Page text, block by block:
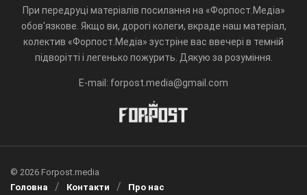
При передруці матеріалів посилання на «Форпост.Медіа»
обов'язкове. Якщо ви, дорогі колеги, вкраде наш матеріал,
колектив «Форпост.Медіа» зустріне вас ввечері в темній
підворітті і легенько пожурить. Дякую за розуміння.
E-mail: forpost.media@gmail.com
© 2026 Forpost.media
Головна
Контакти Про нас